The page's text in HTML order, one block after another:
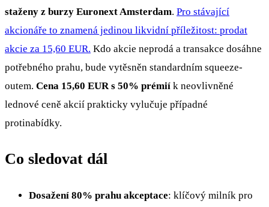
staženy z burzy Euronext Amsterdam. Pro stávající
akcionáře to znamená jedinou likvidní příležitost: prodat
akcie za 15,60 EUR. Kdo akcie neprodá a transakce dosáhne
potřebného prahu, bude vytěsněn standardním squeeze-
outem. Cena 15,60 EUR s 50% prémií k neovlivněné
lednové ceně akcií prakticky vylučuje případné
protinabídky.
Co sledovat dál
Dosažení 80% prahu akceptace: klíčový milník pro